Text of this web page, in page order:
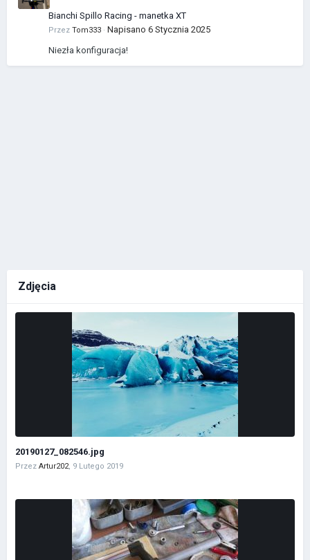
Bianchi Spillo Racing - manetka XT
Przez Tom333 · Napisano 6 Stycznia 2025
Niezła konfiguracja!
Zdjęcia
20190127_082546.jpg
Przez Artur202, 9 Lutego 2019